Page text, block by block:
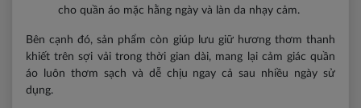
cho quần áo mặc hằng ngày và làn da nhạy cảm.
Bên cạnh đó, sản phẩm còn giúp lưu giữ hương thơm thanh
khiết trên sợi vải trong thời gian dài, mang lại cảm giác quần
áo luôn thơm sạch và dễ chịu ngay cả sau nhiều ngày sử
dụng.